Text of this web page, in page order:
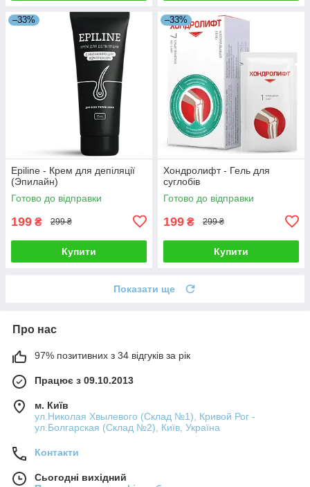
–33%
Epiline - Крем для депіляції
(Эпилайн)
Готово до відправки
199 ₴ 299 ₴
Купити
–33%
Хондролифт - Гель для
суглобів
Готово до відправки
199 ₴ 299 ₴
Купити
Показати ще
Про нас
97% позитивних з 34 відгуків за рік
Працює з 09.10.2013
м. Київ
ул.Николая Хвылевого (Склад №1), Кривой Рог -
ул.Болгарская (Склад №2), Київ, Україна
Контакти
Сьогодні вихідний